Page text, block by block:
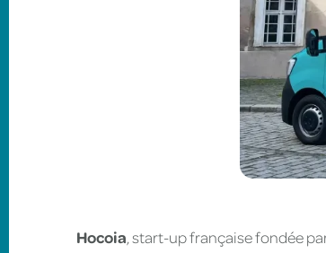
Hocoia, start-up française fondée